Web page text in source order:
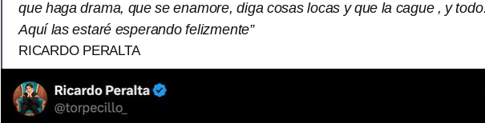
que haga drama, que se enamore, diga cosas locas y que la cague , y
Aquí las estaré esperando felizmente”
RICARDO PERALTA